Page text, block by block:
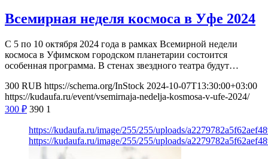
Всемирная неделя космоса в Уфе 2024
С 5 по 10 октября 2024 года в рамках Всемирной недели
космоса в Уфимском городском планетарии состоится
особенная программа. В стенах звездного театра будут…
300 RUB https://schema.org/InStock 2024-10-07T13:30:00+03:00
https://kudaufa.ru/event/vsemirnaja-nedelja-kosmosa-v-ufe-2024/
300 ₽ 390 1
https://kudaufa.ru/image/255/255/uploads/
https://kudaufa.ru/image/255/255/uploads/